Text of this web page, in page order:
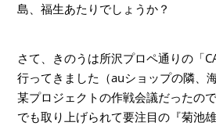
島、福生あたりでしょうか？
さて、きのうは所沢プロペ通りの「
行ってきました（auショップの隣、
某プロジェクトの作戦会議だったの
でも取り上げられて要注目の『菊池